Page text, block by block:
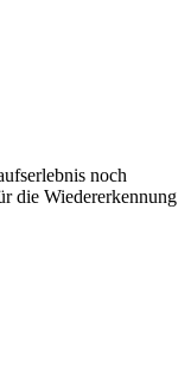
noch
die Wiedererkennung